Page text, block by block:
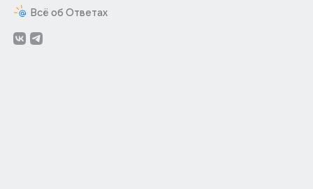
Всё об Ответах